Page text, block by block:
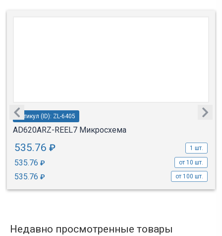
Артикул (ID): ZL-6405
AD620ARZ-REEL7 Микросхема
535.76 ₽ 1 шт.
535.76 ₽ от 10 шт.
535.76 ₽ от 100 шт.
Недавно просмотренные товары